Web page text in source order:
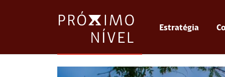
Estratégia